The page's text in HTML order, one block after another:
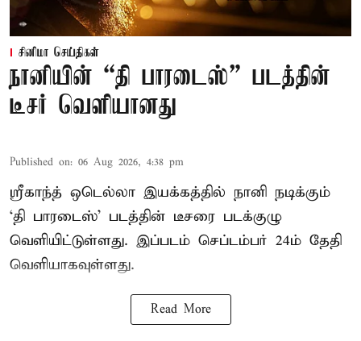
சினிமா செய்திகள்
நானியின் “தி பாரடைஸ்” படத்தின்
டீசர் வெளியானது
Published on: 06 Aug 2026, 4:38 pm
ஸ்ரீகாந்த் ஒடெல்லா இயக்கத்தில் நானி நடிக்கும்
‘தி பாரடைஸ்’ படத்தின் டீசரை படக்குழு
வெளியிட்டுள்ளது. இப்படம் செப்டம்பர் 24ம் தேதி
வெளியாகவுள்ளது.
Read More